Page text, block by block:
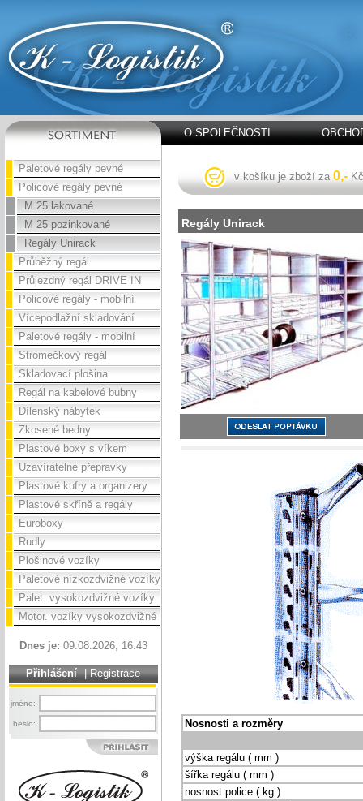
O SPOLEČNOSTI
Paletové regály pevné
Policové regály pevné
M 25 lakované
M 25 pozinkované
Regály Unirack
Průběžný regál
Průjezdný regál DRIVE IN
Policové regály - mobilní
Vícepodlažní skladování
Paletové regály - mobilní
Stromečkový regál
Skladovací plošina
Regál na kabelové bubny
Dílenský nábytek
Zkosené bedny
Plastové boxy s víkem
Uzavíratelné přepravky
Plastové kufry a organizery
Plastové skříně a regály
Euroboxy
Rudly
Plošinové vozíky
Paletové nízkozdvižné vozíky
Palet. vysokozdvižné vozíky
Motor. vozíky vysokozdvižné
Dnes je: 09.08.2026, 16:43
Přihlášení |Registrace
jméno:
heslo:
v košíku je zboží za 0,- Kč
Regály Unirack
Nosnosti a rozměry
výška regálu ( mm )
šířka regálu ( mm )
nosnost police ( kg )